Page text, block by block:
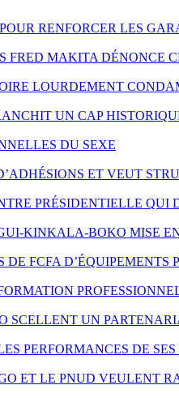
RENFORCER LES
FRED MAKITA DÉNONCE
LOURDEMENT
UN CAP
DU SEXE
ET VEUT
PRÉSIDENTIELLE QUI
KINKALA-BOKO MISE
FCFA
SCELLENT UN
PERFORMANCES DE
ET LE PNUD VEULENT